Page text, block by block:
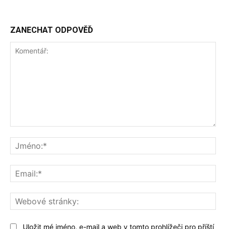
ZANECHAT ODPOVĚĎ
Uložit mé jméno, e-mail a web v tomto prohlížeči pro příští